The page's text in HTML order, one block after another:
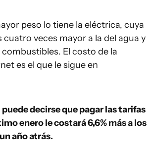
peso lo tiene la eléctrica, cuya
veces mayor a la del agua y
El costo de la
es el que le sigue en
decirse que pagar las tarifas
enero le costará 6,6% más a los
año atrás.